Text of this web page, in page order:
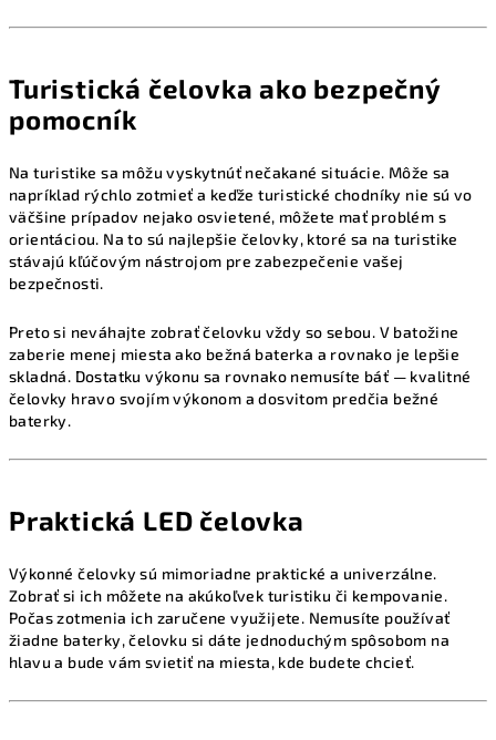
Turistická čelovka ako bezpečný
pomocník
Na turistike sa môžu vyskytnúť nečakané situácie. Môže sa
napríklad rýchlo zotmieť a keďže turistické chodníky nie sú vo
väčšine prípadov nejako osvietené, môžete mať problém s
orientáciou. Na to sú najlepšie čelovky, ktoré sa na turistike
stávajú kľúčovým nástrojom pre zabezpečenie vašej
bezpečnosti.
Preto si neváhajte zobrať čelovku vždy so sebou. V batožine
zaberie menej miesta ako bežná baterka a rovnako je lepšie
skladná. Dostatku výkonu sa rovnako nemusíte báť — kvalitné
čelovky hravo svojím výkonom a dosvitom predčia bežné
baterky.
Praktická LED čelovka
Výkonné čelovky sú mimoriadne praktické a univerzálne.
Zobrať si ich môžete na akúkoľvek turistiku či kempovanie.
Počas zotmenia ich zaručene využijete. Nemusíte používať
žiadne baterky, čelovku si dáte jednoduchým spôsobom na
hlavu a bude vám svietiť na miesta, kde budete chcieť.